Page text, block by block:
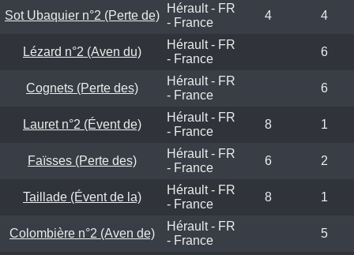
Sot Ubaquier n°2 (Perte de)
Hérault - FR
- France
4 4
Lézard n°2 (Aven du)
Hérault - FR
- France
6
Cognets (Perte des)
Hérault - FR
- France
6
Lauret n°2 (Évent de)
Hérault - FR
- France
8 1
Faïsses (Perte des)
Hérault - FR
- France
6 2
Taillade (Évent de la)
Hérault - FR
- France
8 1
Colombière n°2 (Aven de)
Hérault - FR
- France
5